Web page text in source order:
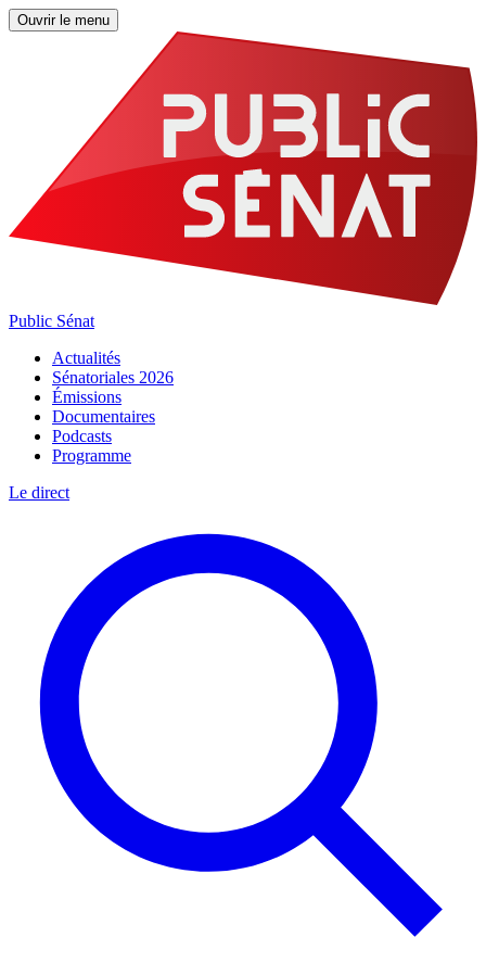
Ouvrir le menu
Public Sénat
Actualités
Sénatoriales 2026
Émissions
Documentaires
Podcasts
Programme
Le direct